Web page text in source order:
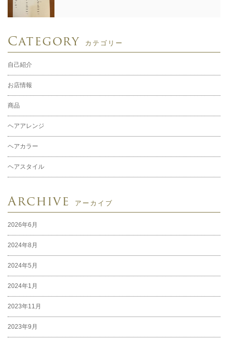
Category カテゴリー
自己紹介
お店情報
商品
ヘアアレンジ
ヘアカラー
ヘアスタイル
Archive アーカイブ
2026年6月
2024年8月
2024年5月
2024年1月
2023年11月
2023年9月